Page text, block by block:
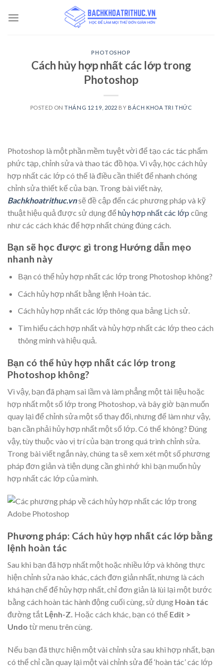
PHOTOSHOP
Cách hủy hợp nhất các lớp trong
Photoshop
POSTED ONTHÁNG 12 19, 2022 BY BÁCH KHOA TRI THỨC
Photoshop là một phần mềm tuyệt vời để tạo các tác phẩm
phức tạp, chỉnh sửa và thao tác đồ họa. Vì vậy, học cách hủy
hợp nhất các lớp có thể là điều cần thiết để nhanh chóng
chỉnh sửa thiết kế của bạn. Trong bài viết này,
Bachkhoatrithuc.vnsẽ đề cập đến các phương pháp và kỹ
thuật hiệu quả được sử dụng để hủy hợp nhất các lớp cũng
như các cách khác để hợp nhất chúng đúng cách.
Bạn sẽ học được gì trong Hướng dẫn mẹo
nhanh này
Bạn có thể hủy hợp nhất các lớp trong Photoshop không?
Cách hủy hợp nhất bằng lệnh Hoàn tác.
Cách hủy hợp nhất các lớp thông qua bảng Lịch sử.
Tìm hiểu cách hợp nhất và hủy hợp nhất các lớp theo cách
thông minh và hiệu quả.
Bạn có thể hủy hợp nhất các lớp trong
Photoshop không?
Vì vậy, bạn đã phạm sai lầm và làm phẳng một tài liệu hoặc
hợp nhất một số lớp trong Photoshop, và bây giờ bạn muốn
quay lại để chỉnh sửa một số thay đổi, nhưng để làm như vậy,
bạn cần phải hủy hợp nhất một số lớp. Có thể không? Đúng
vậy, tùy thuộc vào vị trí của bạn trong quá trình chỉnh sửa.
Trong bài viết ngắn này, chúng ta sẽ xem xét một số phương
pháp đơn giản và tiện dụng cần ghi nhớ khi bạn muốn hủy
hợp nhất các lớp của mình.
Phương pháp: Cách hủy hợp nhất các lớp bằng
lệnh hoàn tác
Sau khi bạn đã hợp nhất một hoặc nhiều lớp và không thực
hiện chỉnh sửa nào khác, cách đơn giản nhất, nhưng là cách
khá hạn chế để hủy hợp nhất, chỉ đơn giản là lùi lại một bước
bằng cách hoàn tác hành động cuối cùng, sử dụng Hoàn tác
đường tắt Lệnh-Z. Hoặc cách khác, bạn có thể Edit >
Undo từ menu trên cùng.
Nếu bạn đã thực hiện một vài chỉnh sửa sau khi hợp nhất, bạn
có thể chỉ cần quay lại một vài chỉnh sửa để ‘hoàn tác’ các lớp